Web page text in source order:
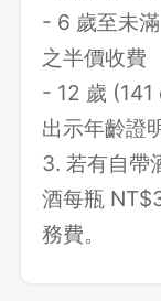
- 6 歲至未
之半價收費
- 12 歲
出示年齡證
3. 若有自帶
酒每瓶
務費。